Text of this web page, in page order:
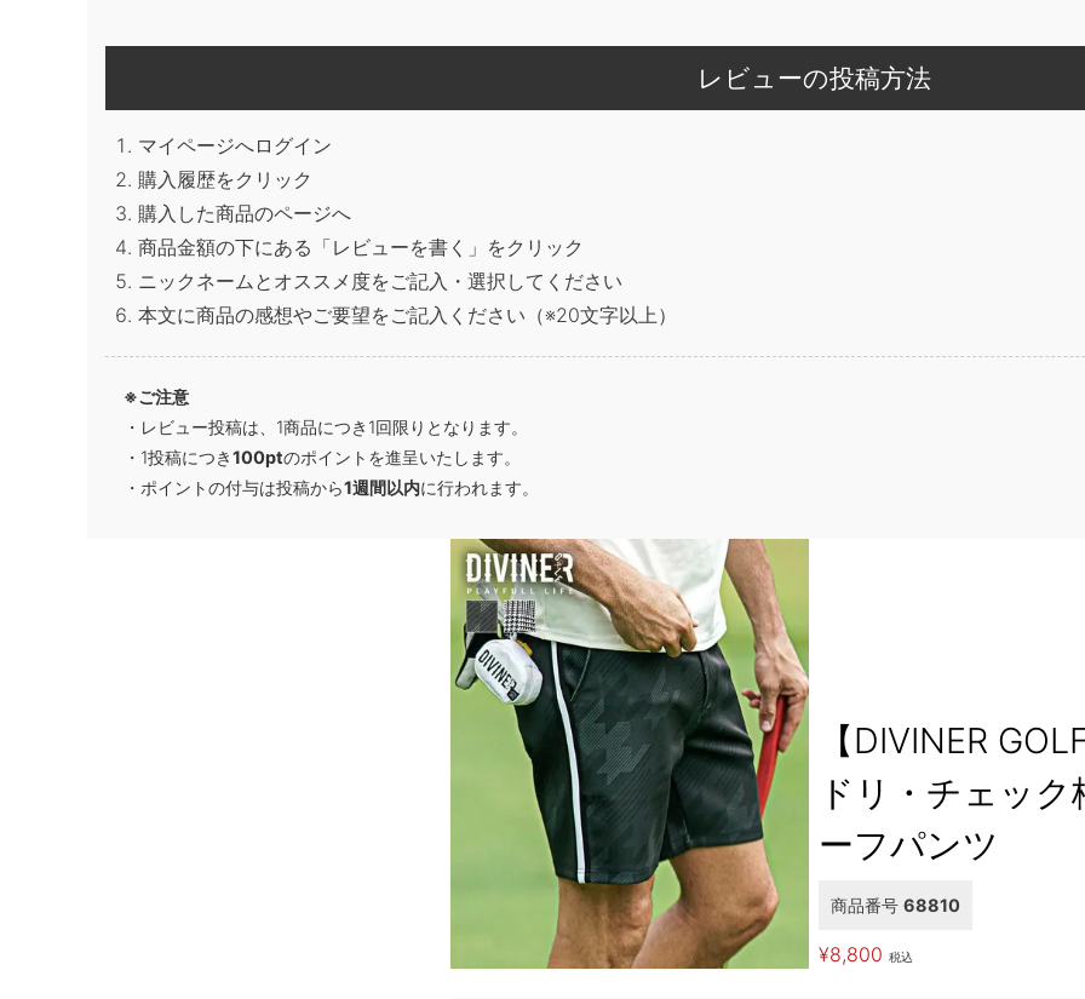
レビューの投稿方法
マイページへログイン
購入履歴をクリック
購入した商品のページへ
商品金額の下にある「レビューを書く」をクリック
ニックネームとオススメ度をご記入・選択してください
本文に商品の感想やご要望をご記入ください（※20文字以上）
※ご注意
・レビュー投稿は、1商品につき1回限りとなります。
・1投稿につき100ptのポイントを進呈いたします。
・ポイントの付与は投稿から1週間以内に行われます。
【DIVINER
ドリ・チェック
ーフパンツ
商品番号 68810
¥8,800 税込